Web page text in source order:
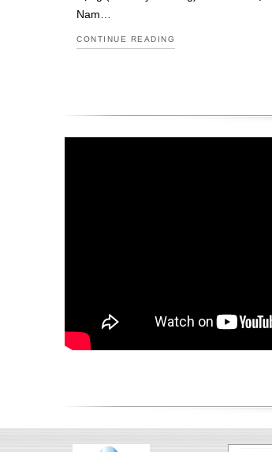
Nam…
CONTINUE READING